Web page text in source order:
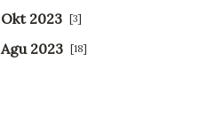
Okt 2023 [3]
Agu 2023 [18]